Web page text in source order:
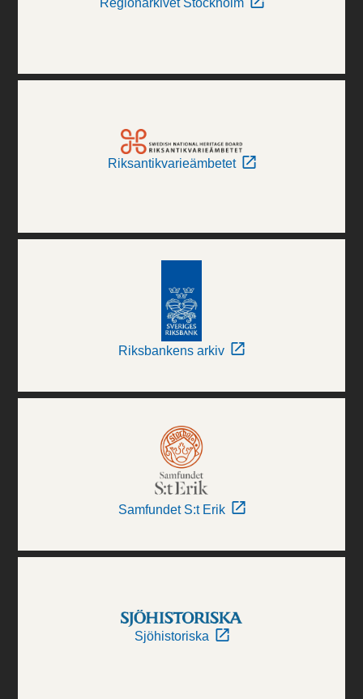
Regionarkivet Stockholm
Riksantikvarieämbetet
Riksbankens arkiv
Samfundet S:t Erik
Sjöhistoriska